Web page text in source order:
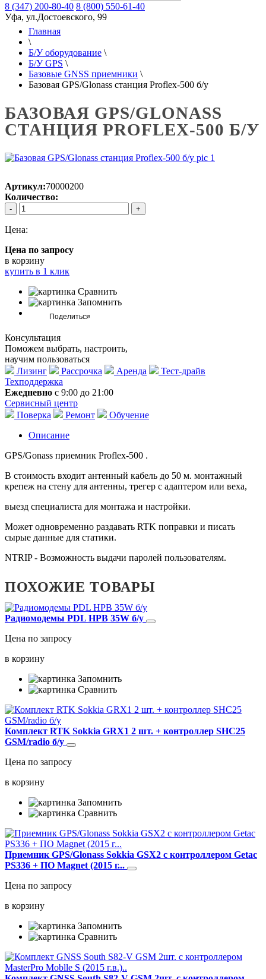
8 (347) 200-80-40 8 (800) 550-61-40
Уфа, ул.Достоевского, 99
Главная
\
Б/У оборудование \
Б/У GPS \
Базовые GNSS приемники \
Базовая GPS/Glonass станция Proflex-500 б/у
БАЗОВАЯ GPS/GLONASS
СТАНЦИЯ PROFLEX-500 Б/У
Артикул:70000200
Количество:
- +
Цена:
Цена по запросу
в корзину
купить в 1 клик
Сравнить
Запомнить
Консультация
Поможем выбрать, настроить,
научим пользоваться
Лизинг
Рассрочка Аренда
Тест-драйв
Техподдержка
Ежедневно с 9:00 до 21:00
Сервисный центр
Поверка
Ремонт
Обучение
Описание
GPS/Gonass приемник Proflex-500 .
В стоимость входит антенный кабель до 50 м. монтажный
крепеж на стену для антенны, трегер с адаптером или веха,
выезд специалиста для монтажа и настройки.
Может одновременно раздавать RTK поправки и писать
сырые данные для статики.
NTRIP - Возможность выдачи паролей пользователям.
ПОХОЖИЕ ТОВАРЫ
Радиомодемы PDL HPB 35W б/у
Цена по запросу
в корзину
Запомнить
Сравнить
Комплект RTK Sokkia GRX1 2 шт. + контроллер SHC25
GSM/radio б/у
Цена по запросу
в корзину
Запомнить
Сравнить
Приемник GPS/Glonass Sokkia GSX2 с контроллером Getac
PS336 + ПО Magnet (2015 г...
Цена по запросу
в корзину
Запомнить
Сравнить